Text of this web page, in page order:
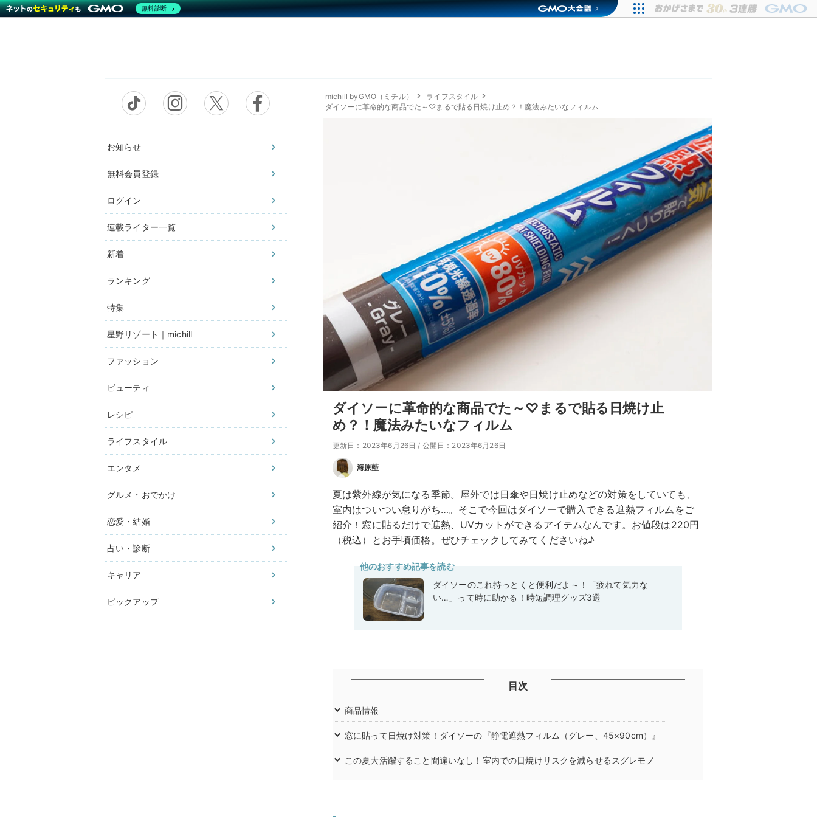
お知らせ
無料会員登録
ログイン
連載ライター一覧
新着
ランキング
特集
星野リゾート｜michill
ファッション
ビューティ
レシピ
ライフスタイル
エンタメ
グルメ・おでかけ
恋愛・結婚
占い・診断
キャリア
ピックアップ
michill byGMO（ミチル）
ライフスタイル
ダイソーに革命的な商品でた～♡まるで貼る日焼け止め？！魔法みたいなフィルム
ダイソーに革命的な商品でた～♡まるで貼る日焼け止
め？！魔法みたいなフィルム
更新日：2023年6月26日 / 公開日：2023年6月26日
海原藍
夏は紫外線が気になる季節。屋外では日傘や日焼け止めなどの対策をしていても、
室内はついつい怠りがち…。そこで今回はダイソーで購入できる遮熱フィルムをご
紹介！窓に貼るだけで遮熱、UVカットができるアイテムなんです。お値段は220円
（税込）とお手頃価格。ぜひチェックしてみてくださいね♪
他のおすすめ記事を読む
ダイソーのこれ持っとくと便利だよ～！「疲れて気力な
い…」って時に助かる！時短調理グッズ3選
目次
商品情報
窓に貼って日焼け対策！ダイソーの『静電遮熱フィルム（グレー、45×90cm）』
この夏大活躍すること間違いなし！室内での日焼けリスクを減らせるスグレモノ
無料診断